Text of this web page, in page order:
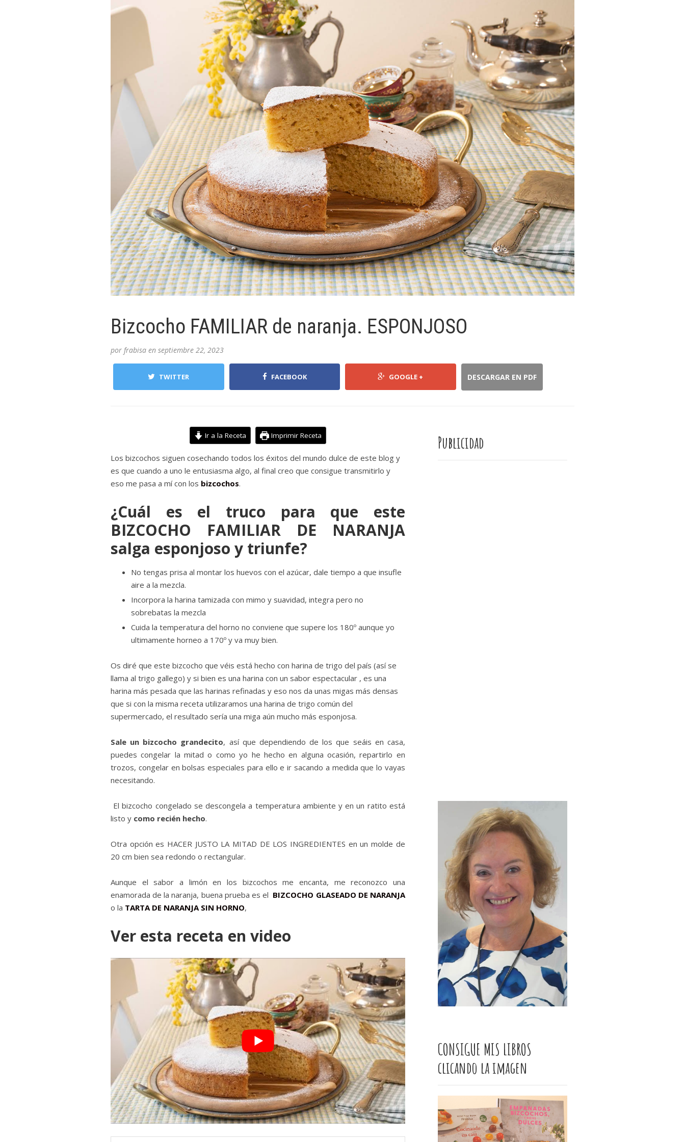
Bizcocho FAMILIAR de naranja. ESPONJOSO
por frabisa en septiembre 22, 2023
TWITTER FACEBOOK GOOGLE + DESCARGAR EN PDF
Ir a la Receta Imprimir Receta
Los bizcochos siguen cosechando todos los éxitos del mundo dulce de este blog y
es que cuando a uno le entusiasma algo, al final creo que consigue transmitirlo y
eso me pasa a mí con los bizcochos.
¿Cuál es el truco para que este
BIZCOCHO FAMILIAR DE NARANJA
salga esponjoso y triunfe?
No tengas prisa al montar los huevos con el azúcar, dale tiempo a que insufle
aire a la mezcla.
Incorpora la harina tamizada con mimo y suavidad, integra pero no
sobrebatas la mezcla
Cuida la temperatura del horno no conviene que supere los 180º aunque yo
ultimamente horneo a 170º y va muy bien.
Os diré que este bizcocho que véis está hecho con harina de trigo del país (así se
llama al trigo gallego) y si bien es una harina con un sabor espectacular , es una
harina más pesada que las harinas refinadas y eso nos da unas migas más densas
que si con la misma receta utilizaramos una harina de trigo común del
supermercado, el resultado sería una miga aún mucho más esponjosa.
Sale un bizcocho grandecito, así que dependiendo de los que seáis en casa,
puedes congelar la mitad o como yo he hecho en alguna ocasión, repartirlo en
trozos, congelar en bolsas especiales para ello e ir sacando a medida que lo vayas
necesitando.
El bizcocho congelado se descongela a temperatura ambiente y en un ratito está
listo y como recién hecho.
Otra opción es HACER JUSTO LA MITAD DE LOS INGREDIENTES en un molde de
20 cm bien sea redondo o rectangular.
Aunque el sabor a limón en los bizcochos me encanta, me reconozco una
enamorada de la naranja, buena prueba es el BIZCOCHO GLASEADO DE NARANJA
o la TARTA DE NARANJA SIN HORNO,
Ver esta receta en video
Publicidad
CONSIGUE MIS LIBROS
clicando la imagen